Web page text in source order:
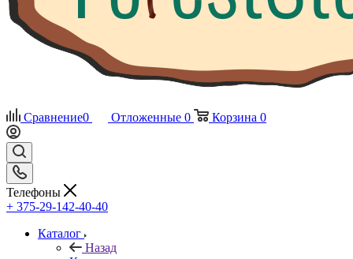
Сравнение0 Отложенные 0 Корзина 0
Телефоны
+ 375-29-142-40-40
Каталог
Назад